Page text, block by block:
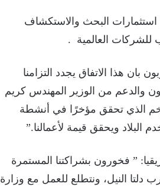
استثمارات البحث والاستكشاف
للشركات العالمية .
بان هذا الاتفاق يجدد التزامنا
والدعم من الوزير المهندس كريم
الذي تحقق مؤخرًا في أنشطة
البلاد ويحقق قيمة لأعمالنا.”
” فخورون بشراكتنا المستمرة
النيل، ونتطلع للعمل مع وزارة